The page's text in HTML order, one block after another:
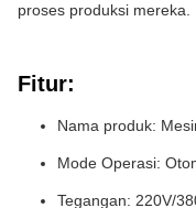
proses produksi mereka.
Fitur:
Nama produk:
Mode Operasi:
Tegangan: 220V/